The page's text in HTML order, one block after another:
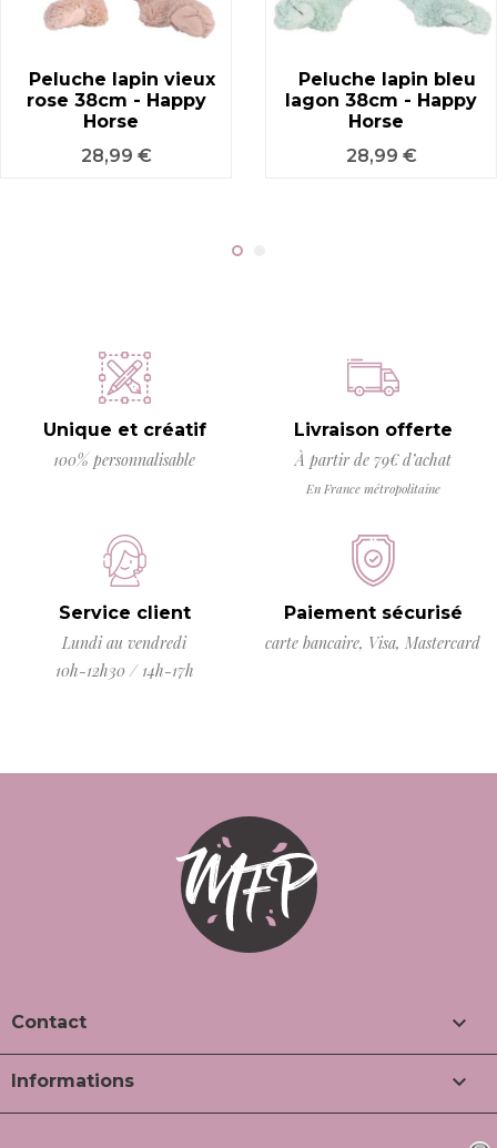
Peluche lapin vieux
rose 38cm - Happy
Horse
Prix
28,99 €
Peluche lapin bleu
lagon 38cm - Happy
Horse
Prix
28,99 €
Unique et créatif
100% personnalisable
Livraison offerte
À partir de 79€ d’achat
En France métropolitaine
Service client
Lundi au vendredi
10h-12h30 / 14h-17h
Paiement sécurisé
carte bancaire, Visa, Mastercard
Contact 
Informations 